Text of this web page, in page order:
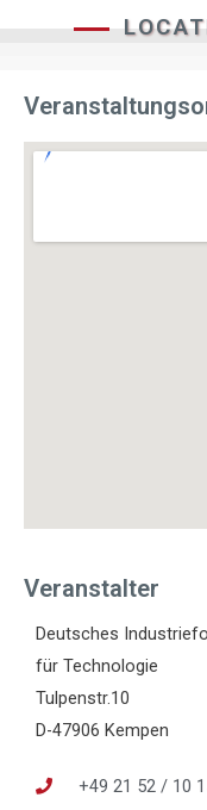
Veranstalter
Deutsches
für Technologie
Tulpenstr.10
D-47906 Kempen
+49 21 52 / 10